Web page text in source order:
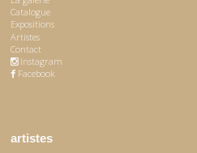
Catalogue
Expositions
Artistes
Contact
Instagram
Facebook
artistes